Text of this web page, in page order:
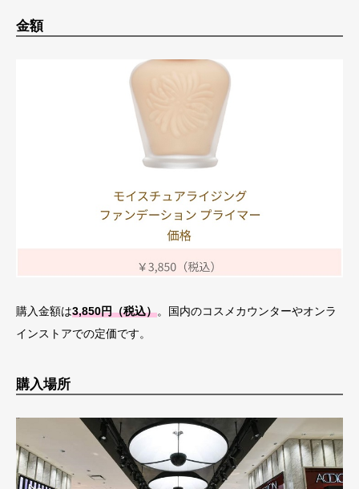
金額
購入金額は3,850円（税込）。国内のコスメカウンターやオンラ
インストアでの定価です。
購入場所